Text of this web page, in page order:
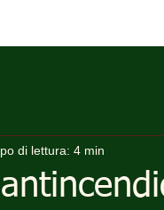
di lettura: 4 min